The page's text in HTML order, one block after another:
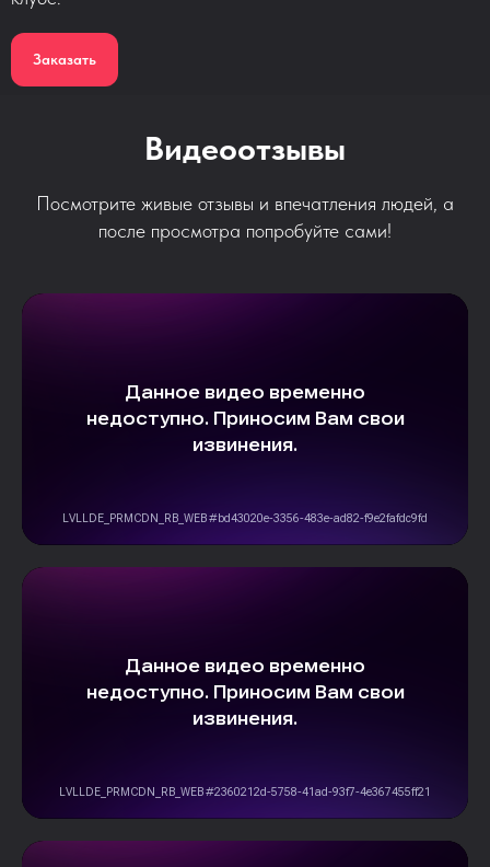
Заказать
Видеоотзывы
Посмотрите живые отзывы и впечатления людей, а
после просмотра попробуйте сами!